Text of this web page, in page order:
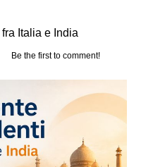
Italia e India
Be the first to comment!